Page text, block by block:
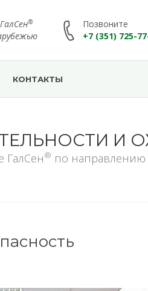
®
Позвоните
+7 (351) 725-
КОНТАКТЫ
И
ГалСен® по направлению